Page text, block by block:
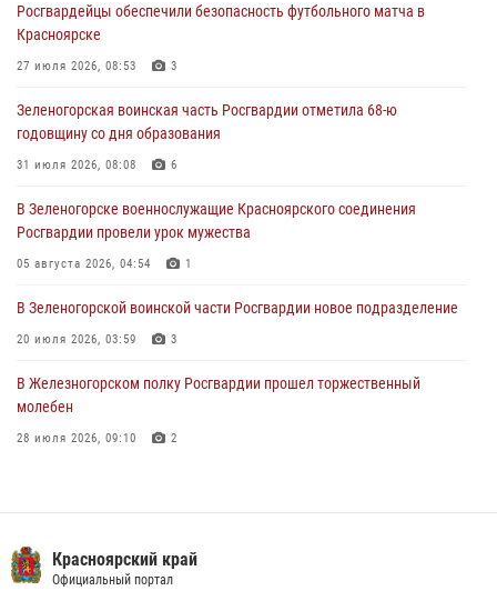
Сотрудники Росгвардии обеспечили общественный порядок во
время проведения экстремального заплыва в Дудинке
04 августа 2026, 08:36
В Красноярске сотрудники Росгвардии задержали подозреваемого
в серии краж из супермаркета
04 августа 2026, 06:50
Военнослужащие Красноярского соединения Росгвардии
познакомили отдыхающих детей с тонкостями РХБ защиты
03 августа 2026, 13:12 2
Росгвардейцы обеспечили безопасность футбольного матча в
Красноярске
27 июля 2026, 08:53 3
Зеленогорская воинская часть Росгвардии отметила 68-ю
годовщину со дня образования
31 июля 2026, 08:08 6
В Зеленогорске военнослужащие Красноярского соединения
Росгвардии провели урок мужества
05 августа 2026, 04:54 1
В Зеленогорской воинской части Росгвардии новое подразделение
20 июля 2026, 03:59 3
В Железногорском полку Росгвардии прошел торжественный
молебен
28 июля 2026, 09:10 2
10 июля 2026, 06:18 4
Военнослужащие Росгвардии железногорской воинской части
Росгвардии получили штатное вооружение
Красноярский край
Официальный портал